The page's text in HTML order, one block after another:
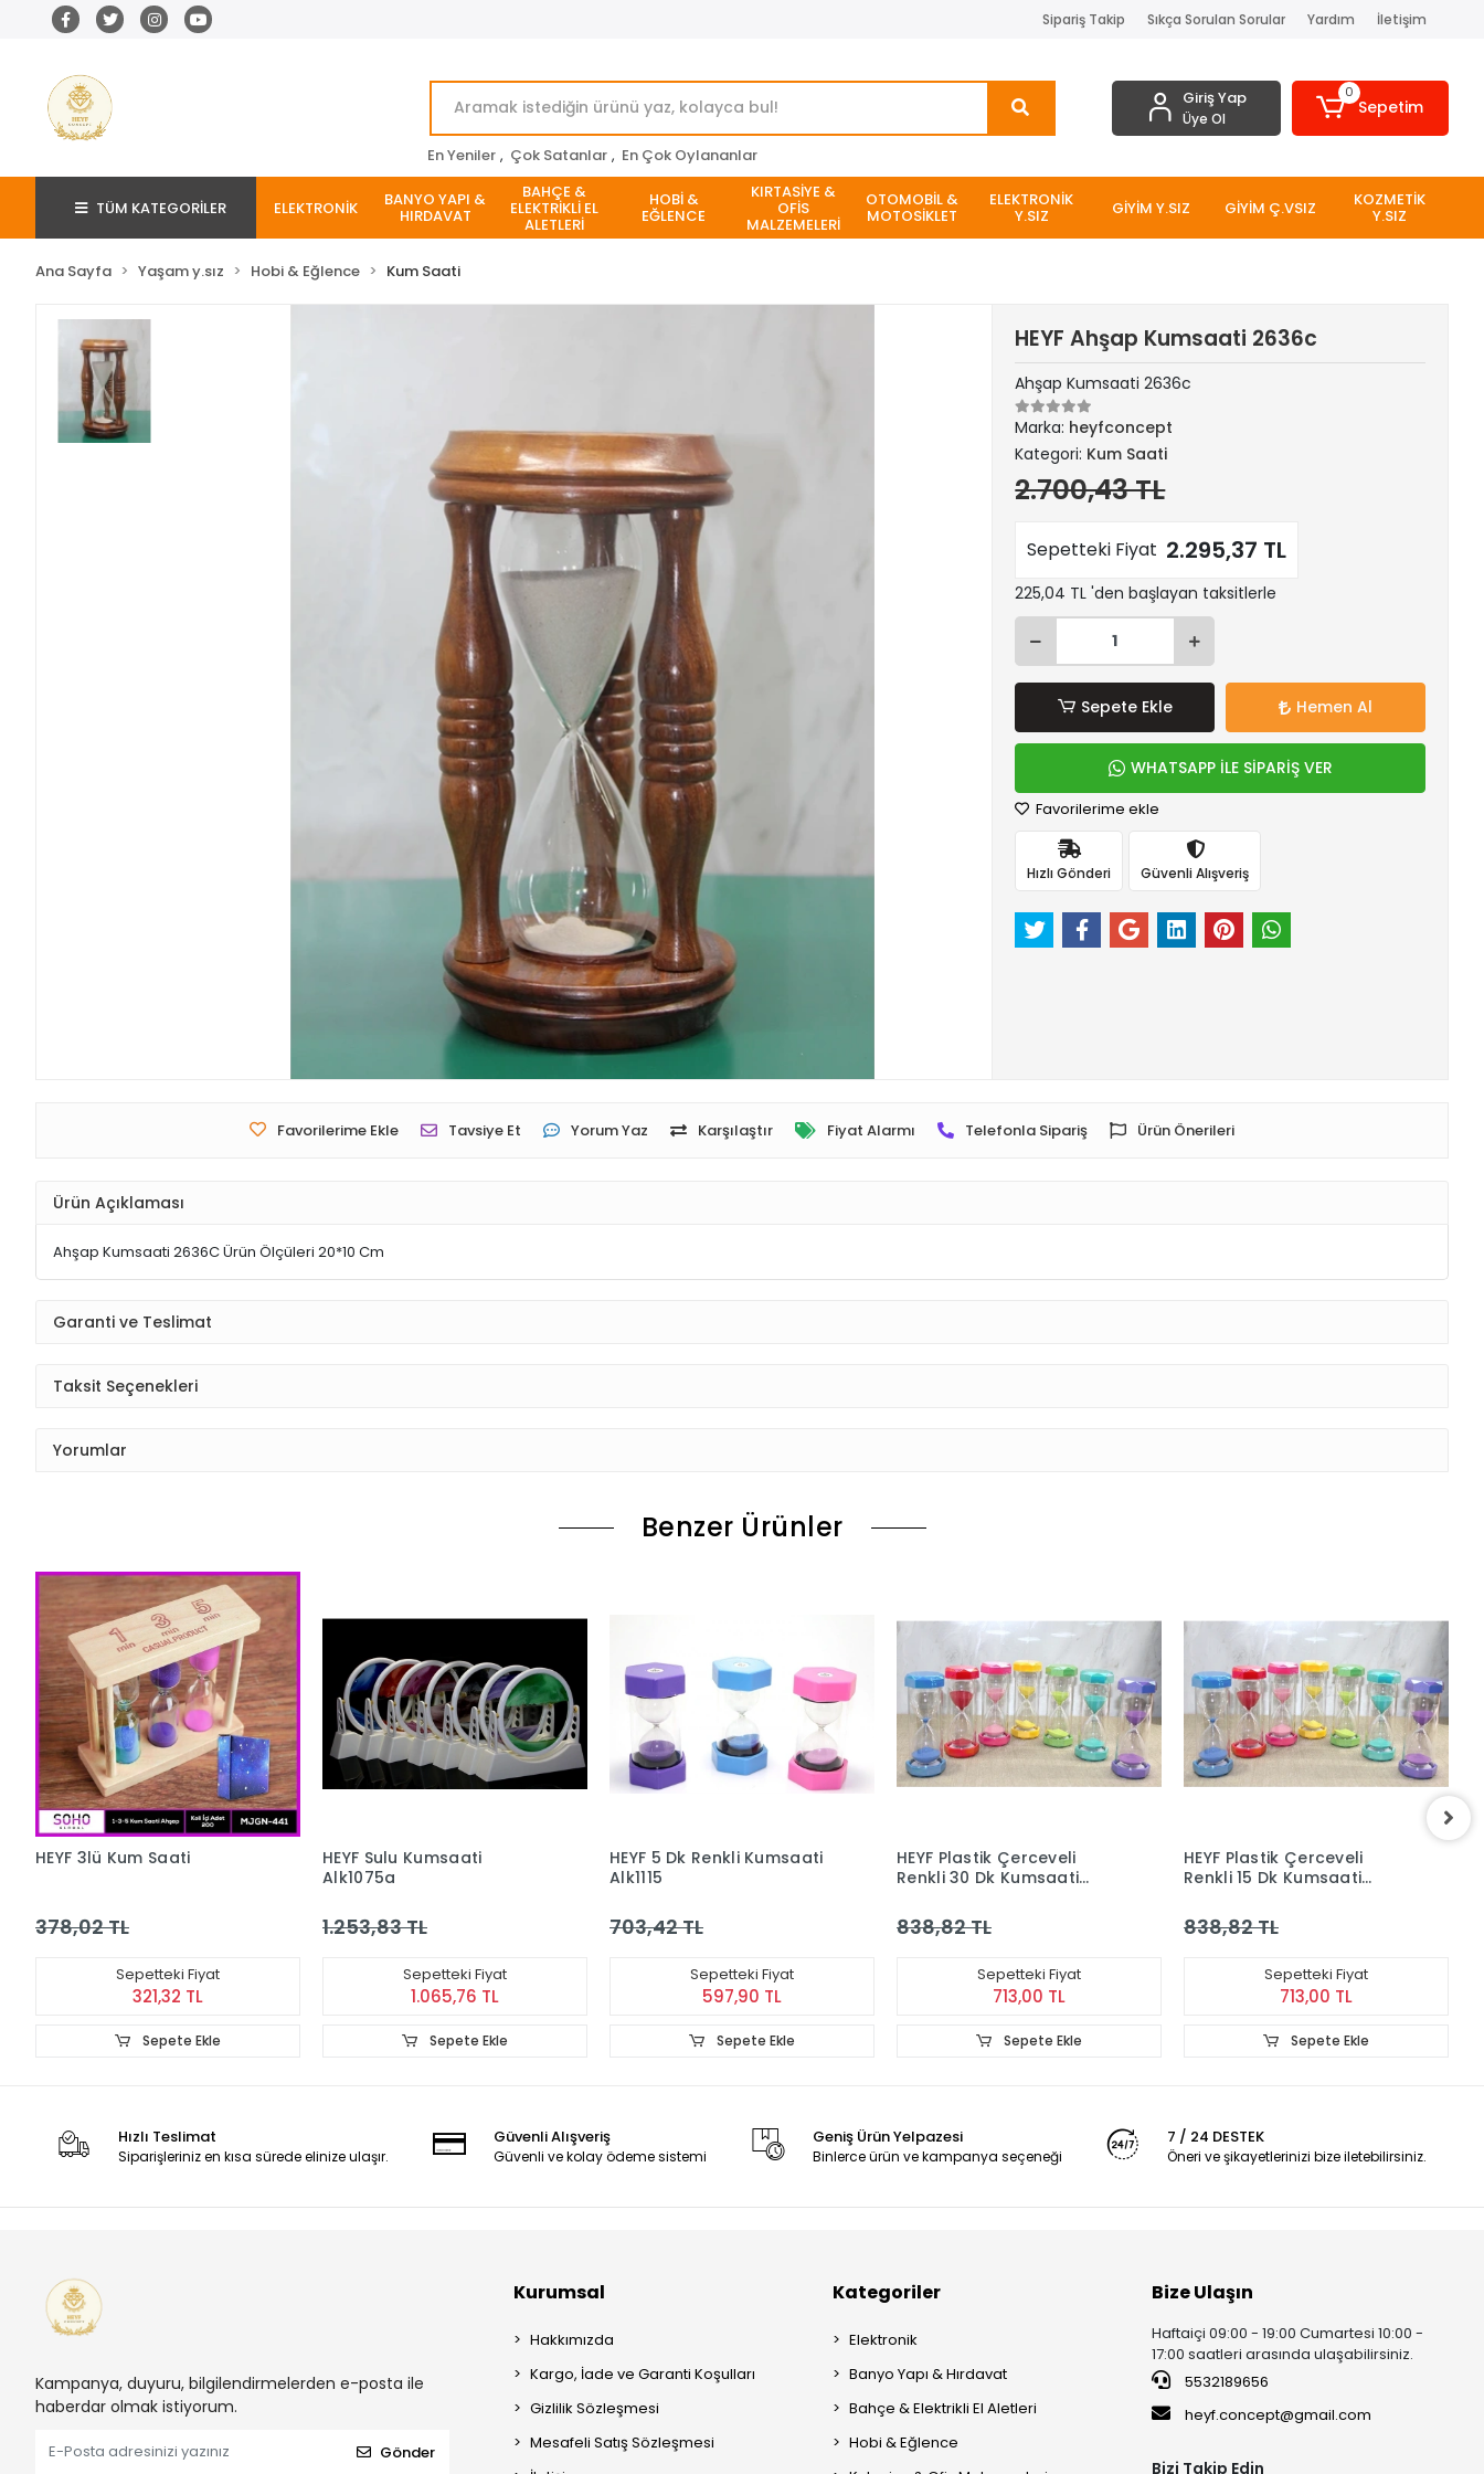
Sipariş Takip Sıkça Sorulan Sorular Yardım İletişim
En Yeniler , Çok Satanlar , En Çok Oylananlar
Giriş Yap
Üye Ol
0
Sepetim
TÜM KATEGORİLER ELEKTRONİK BANYO YAPI &
HIRDAVAT
BAHÇE &
ELEKTRİKLİ EL
ALETLERİ
HOBİ &
EĞLENCE
KIRTASİYE &
OFİS
MALZEMELERİ
OTOMOBİL &
MOTOSİKLET
ELEKTRONİK
Y.SIZ GİYİM Y.SIZ GİYİM Ç.VSIZ KOZMETİK
Y.SIZ
Ana Sayfa Yaşam y.sız Hobi & Eğlence Kum Saati
HEYF Ahşap Kumsaati 2636c
Ahşap Kumsaati 2636c
Marka: heyfconcept
Kategori: Kum Saati
2.700,43 TL
Sepetteki Fiyat 2.295,37 TL
225,04 TL 'den başlayan taksitlerle
Sepete Ekle Hemen Al
WHATSAPP İLE SİPARİŞ VER
Favorilerime ekle
Hızlı Gönderi Güvenli Alışveriş
Favorilerime Ekle Tavsiye Et Yorum Yaz Karşılaştır Fiyat Alarmı Telefonla Sipariş Ürün Önerileri
Ürün Açıklaması
Ahşap Kumsaati 2636C Ürün Ölçüleri 20*10 Cm
Garanti ve Teslimat
Taksit Seçenekleri
Yorumlar
Benzer Ürünler
HEYF 3lü Kum Saati
378,02 TL
Sepetteki Fiyat
321,32 TL
Sepete Ekle
HEYF Sulu Kumsaati
Alk1075a
1.253,83 TL
Sepetteki Fiyat
1.065,76 TL
Sepete Ekle
HEYF 5 Dk Renkli Kumsaati
Alk1115
703,42 TL
Sepetteki Fiyat
597,90 TL
Sepete Ekle
HEYF Plastik Çerceveli
Renkli 30 Dk Kumsaati
838,82 TL
Sepetteki Fiyat
713,00 TL
Sepete Ekle
HEYF Plastik Çerceveli
Renkli 15 Dk Kumsaati
838,82 TL
Sepetteki Fiyat
713,00 TL
Sepete Ekle
Hızlı Teslimat
Siparişleriniz en kısa sürede elinize ulaşır.
Güvenli Alışveriş
Güvenli ve kolay ödeme sistemi
Geniş Ürün Yelpazesi
Binlerce ürün ve kampanya seçeneği
7 / 24 DESTEK
Öneri ve şikayetlerinizi bize iletebilirsiniz.
Kampanya, duyuru, bilgilendirmelerden e-posta ile
haberdar olmak istiyorum.
Gönder
Kurumsal
Hakkımızda
Kargo, İade ve Garanti Koşulları
Gizlilik Sözleşmesi
Mesafeli Satış Sözleşmesi
Kategoriler
Elektronik
Banyo Yapı & Hırdavat
Bahçe & Elektrikli El Aletleri
Hobi & Eğlence
Bize Ulaşın
Haftaiçi 09:00 - 19:00 Cumartesi 10:00 -
17:00 saatleri arasında ulaşabilirsiniz.
5532189656
heyf.concept@gmail.com
Bizi Takip Edin